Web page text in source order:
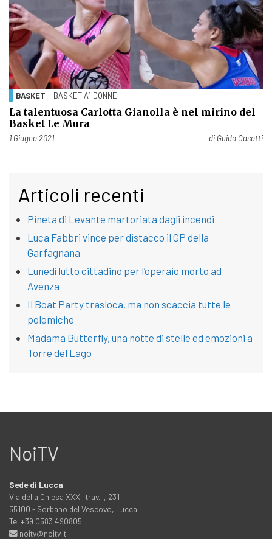
BASKET - BASKET A1 DONNE
La talentuosa Carlotta Gianolla è nel mirino del
Basket Le Mura
Pubblicato il
1 Giugno 2021 di Guido Casotti
Articoli recenti
Pineta di Levante martoriata dagli incendi
Luca Fabbri vince per distacco il GP della
Garfagnana
Lunedì lutto cittadino per l’operaio morto ad
Avenza
Il Boat Party trasloca, ma non scaccia tutte le
polemiche
Madama Butterfly, una notte di stelle ed emozioni a
Torre del Lago
NoiTV
Sede di Lucca
Via della Chiesa XXXII trav. I, 231
55100 - Sorbano del Vescovo, Lucca
Tel +39 0583 490805
noitv@noitv.it